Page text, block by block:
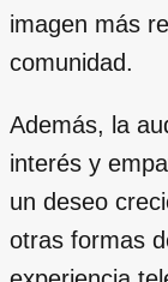
imagen más
comunidad.
Además, la
interés y
un deseo
otras formas